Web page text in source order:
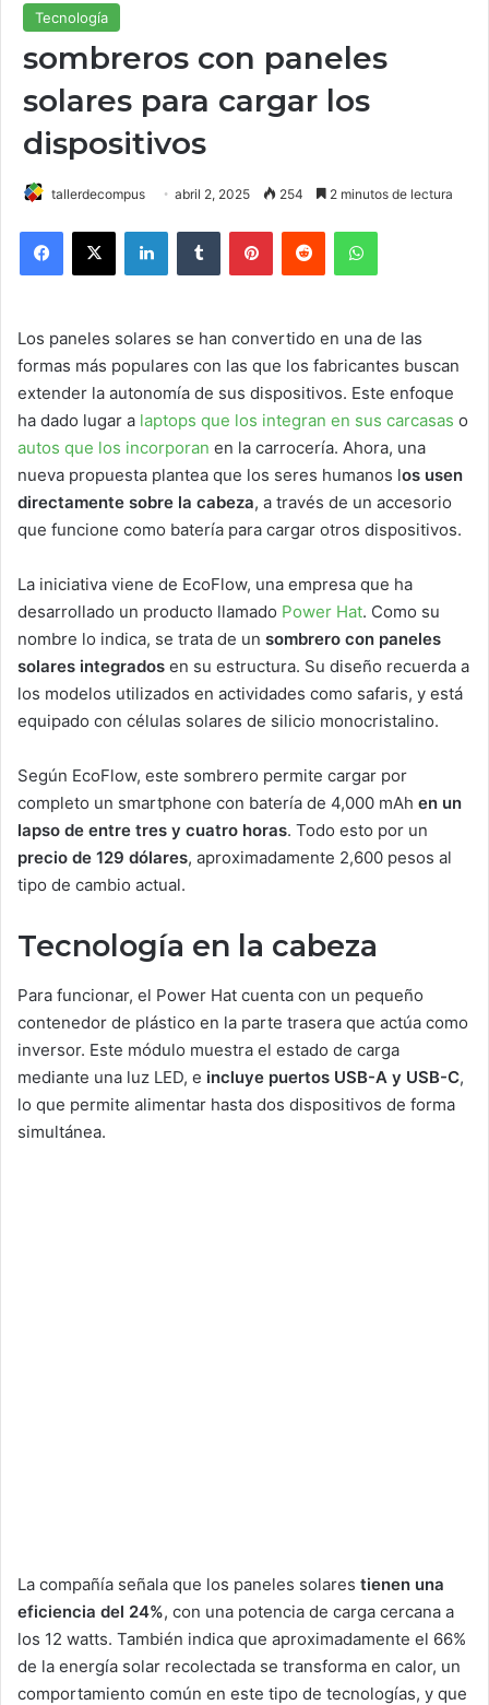
Tecnología
sombreros con paneles
solares para cargar los
dispositivos
tallerdecompus abril 2, 2025 254 2 minutos de lectura
Los paneles solares se han convertido en una de las
formas más populares con las que los fabricantes buscan
extender la autonomía de sus dispositivos. Este enfoque
ha dado lugar a laptops que los integran en sus carcasas o
autos que los incorporan en la carrocería. Ahora, una
nueva propuesta plantea que los seres humanos los usen
directamente sobre la cabeza, a través de un accesorio
que funcione como batería para cargar otros dispositivos.
La iniciativa viene de EcoFlow, una empresa que ha
desarrollado un producto llamado Power Hat. Como su
nombre lo indica, se trata de un sombrero con paneles
solares integrados en su estructura. Su diseño recuerda a
los modelos utilizados en actividades como safaris, y está
equipado con células solares de silicio monocristalino.
Según EcoFlow, este sombrero permite cargar por
completo un smartphone con batería de 4,000 mAh en un
lapso de entre tres y cuatro horas. Todo esto por un
precio de 129 dólares, aproximadamente 2,600 pesos al
tipo de cambio actual.
Tecnología en la cabeza
Para funcionar, el Power Hat cuenta con un pequeño
contenedor de plástico en la parte trasera que actúa como
inversor. Este módulo muestra el estado de carga
mediante una luz LED, e incluye puertos USB-A y USB-C,
lo que permite alimentar hasta dos dispositivos de forma
simultánea.
La compañía señala que los paneles solares tienen una
eficiencia del 24%, con una potencia de carga cercana a
los 12 watts. También indica que aproximadamente el 66%
de la energía solar recolectada se transforma en calor, un
comportamiento común en este tipo de tecnologías, y que